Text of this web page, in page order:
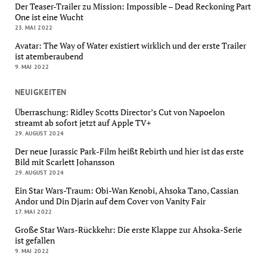
Der Teaser-Trailer zu Mission: Impossible – Dead Reckoning Part
One ist eine Wucht
23. MAI 2022
Avatar: The Way of Water existiert wirklich und der erste Trailer
ist atemberaubend
9. MAI 2022
NEUIGKEITEN
Überraschung: Ridley Scotts Director’s Cut von Napoelon
streamt ab sofort jetzt auf Apple TV+
29. AUGUST 2024
Der neue Jurassic Park-Film heißt Rebirth und hier ist das erste
Bild mit Scarlett Johansson
29. AUGUST 2024
Ein Star Wars-Traum: Obi-Wan Kenobi, Ahsoka Tano, Cassian
Andor und Din Djarin auf dem Cover von Vanity Fair
17. MAI 2022
Große Star Wars-Rückkehr: Die erste Klappe zur Ahsoka-Serie
ist gefallen
9. MAI 2022